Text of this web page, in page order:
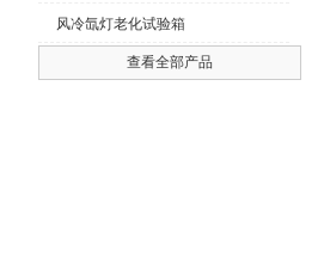
风冷氙灯老化试验箱
查看全部产品